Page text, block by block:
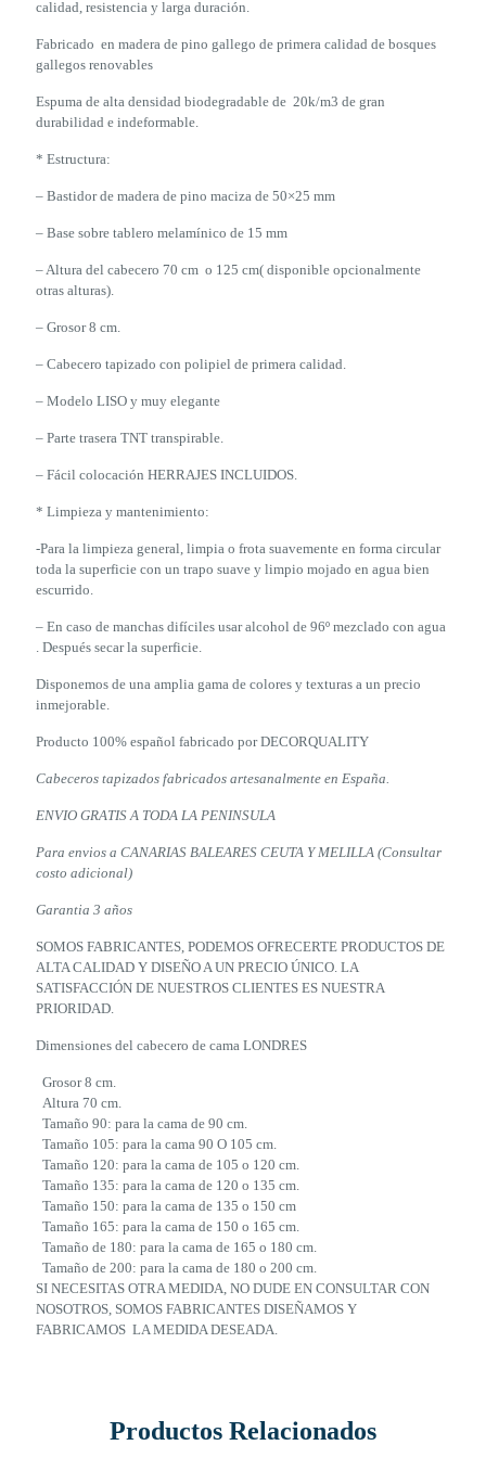
calidad, resistencia y larga duración.
Fabricado en madera de pino gallego de primera calidad de bosques
gallegos renovables
Espuma de alta densidad biodegradable de 20k/m3 de gran
durabilidad e indeformable.
* Estructura:
– Bastidor de madera de pino maciza de 50×25 mm
– Base sobre tablero melamínico de 15 mm
– Altura del cabecero 70 cm o 125 cm( disponible opcionalmente
otras alturas).
– Grosor 8 cm.
– Cabecero tapizado con polipiel de primera calidad.
– Modelo LISO y muy elegante
– Parte trasera TNT transpirable.
– Fácil colocación HERRAJES INCLUIDOS.
* Limpieza y mantenimiento:
-Para la limpieza general, limpia o frota suavemente en forma circular
toda la superficie con un trapo suave y limpio mojado en agua bien
escurrido.
– En caso de manchas difíciles usar alcohol de 96º mezclado con agua
. Después secar la superficie.
Disponemos de una amplia gama de colores y texturas a un precio
inmejorable.
Producto 100% español fabricado por DECORQUALITY
Cabeceros tapizados fabricados artesanalmente en España.
ENVIO GRATIS A TODA LA PENINSULA
Para envios a CANARIAS BALEARES CEUTA Y MELILLA (Consultar
costo adicional)
Garantia 3 años
SOMOS FABRICANTES, PODEMOS OFRECERTE PRODUCTOS DE
ALTA CALIDAD Y DISEÑO A UN PRECIO ÚNICO. LA
SATISFACCIÓN DE NUESTROS CLIENTES ES NUESTRA
PRIORIDAD.
Dimensiones del cabecero de cama LONDRES
Grosor 8 cm.
Altura 70 cm.
Tamaño 90: para la cama de 90 cm.
Tamaño 105: para la cama 90 O 105 cm.
Tamaño 120: para la cama de 105 o 120 cm.
Tamaño 135: para la cama de 120 o 135 cm.
Tamaño 150: para la cama de 135 o 150 cm
Tamaño 165: para la cama de 150 o 165 cm.
Tamaño de 180: para la cama de 165 o 180 cm.
Tamaño de 200: para la cama de 180 o 200 cm.
SI NECESITAS OTRA MEDIDA, NO DUDE EN CONSULTAR CON
NOSOTROS, SOMOS FABRICANTES DISEÑAMOS Y
FABRICAMOS LA MEDIDA DESEADA.
Productos Relacionados